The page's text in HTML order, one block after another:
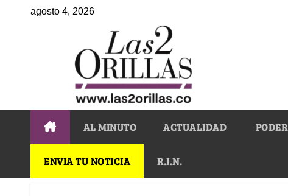
agosto 4, 2026
AL MINUTO ACTUALIDAD PODER
ENVIA TU NOTICIA R.I.N.